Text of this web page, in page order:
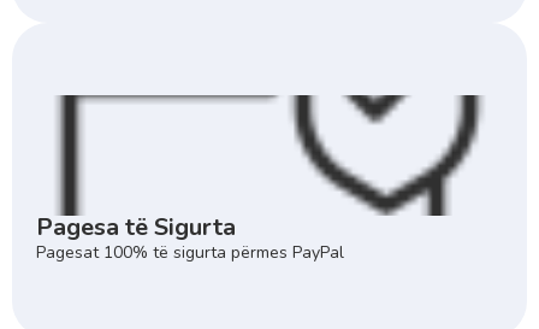
Pagesa të Sigurta
Pagesat 100% të sigurta përmes PayPal